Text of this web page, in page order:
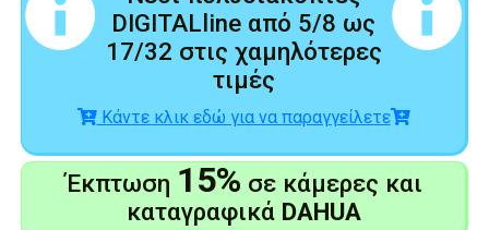
DIGITALline από 5/8 ως
17/32 στις χαμηλότερες
τιμές
Κάντε κλικ εδώ για να παραγγείλετε
Έκπτωση 15% σε κάμερες και
καταγραφικά DAHUA